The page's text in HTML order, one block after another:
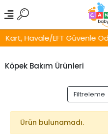
Havale/EFT Güvenle Öde!
Köpek Bakım Ürünleri
Filtreleme
Ürün bulunamadı.